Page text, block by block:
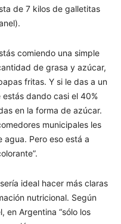
de 7 kilos de galletitas
comiendo una simple
de grasa y azúcar,
fritas. Y si le das a un
dando casi el 40%
en la forma de azúcar.
municipales les
agua. Pero eso está a
ideal hacer más claras
nutricional. Según
en Argentina “sólo los